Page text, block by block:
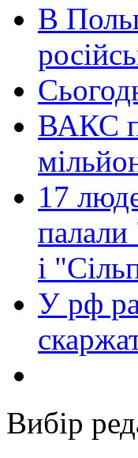
В
ВАКС
17
і
У рф
Вибір